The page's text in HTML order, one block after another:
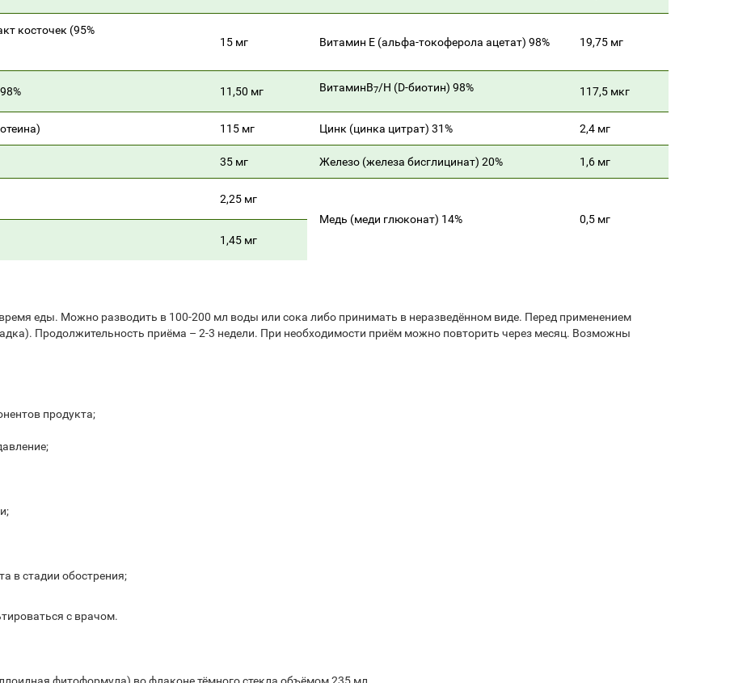
косточек (95%
15 мг Витамин Е (альфа-токоферола ацетат) 98% 19,75 мг
11,50 мг ВитаминВ7/Н (D-биотин) 98% 117,5 мкг
115 мг Цинк (цинка цитрат) 31% 2,4 мг
35 мг Железо (железа бисглицинат) 20% 1,6 мг
2,25 мг
Медь (меди глюконат) 14%
0,5 мг
1,45 мг
еды. Можно разводить в 100-200 мл воды или сока либо принимать в неразведённом виде. Перед применением
Продолжительность приёма – 2-3 недели. При необходимости приём можно повторить через месяц. Возможны
продукта;
в стадии обострения;
с врачом.
фитоформула) во флаконе тёмного стекла объёмом 235 мл.